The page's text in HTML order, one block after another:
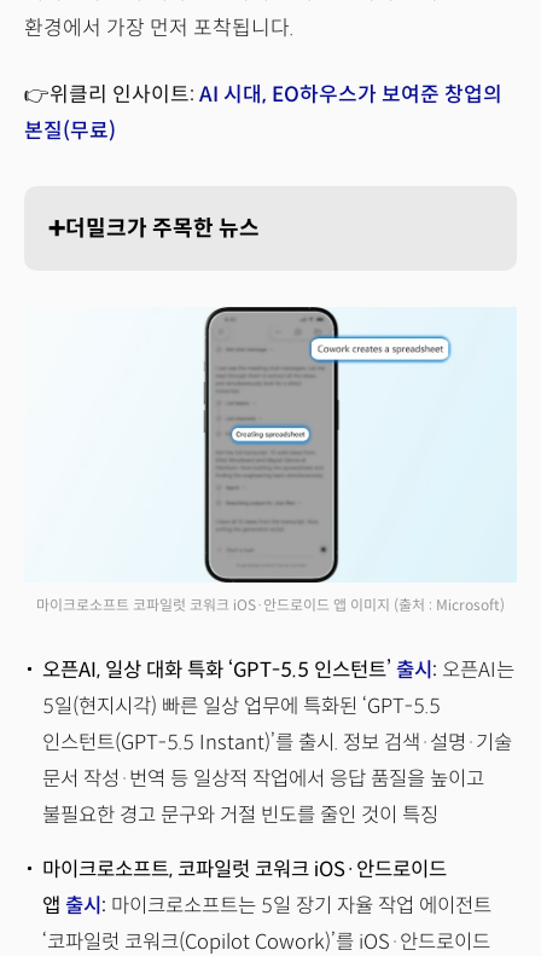
환경에서 가장 먼저 포착됩니다.
👉위클리 인사이트: AI 시대, EO하우스가 보여준 창업의
본질(무료)
➕더밀크가 주목한 뉴스
마이크로소프트 코파일럿 코워크 iOS·안드로이드 앱 이미지 (출처 : Microsoft)
오픈AI, 일상 대화 특화 ‘GPT-5.5 인스턴트’ 출시 : 오픈AI는
5일(현지시각) 빠른 일상 업무에 특화된 ‘GPT-5.5
인스턴트(GPT-5.5 Instant)’를 출시. 정보 검색·설명·기술
문서 작성·번역 등 일상적 작업에서 응답 품질을 높이고
불필요한 경고 문구와 거절 빈도를 줄인 것이 특징
마이크로소프트, 코파일럿 코워크 iOS·안드로이드
앱 출시 : 마이크로소프트는 5일 장기 자율 작업 에이전트
‘코파일럿 코워크(Copilot Cowork)’를 iOS·안드로이드